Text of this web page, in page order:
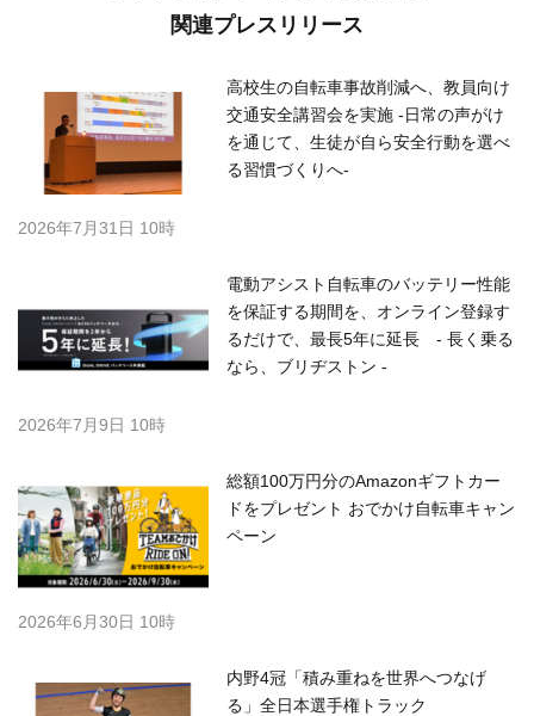
関連プレスリリース
高校生の自転車事故削減へ、教員向け
交通安全講習会を実施 -日常の声がけ
を通じて、生徒が自ら安全行動を選べ
る習慣づくりへ-
2026年7月31日 10時
電動アシスト自転車のバッテリー性能
を保証する期間を、オンライン登録す
るだけで、最長5年に延長 - 長く乗る
なら、ブリヂストン -
2026年7月9日 10時
総額100万円分のAmazonギフトカー
ドをプレゼント おでかけ自転車キャン
ペーン
2026年6月30日 10時
内野4冠「積み重ねを世界へつなげ
る」全日本選手権トラック